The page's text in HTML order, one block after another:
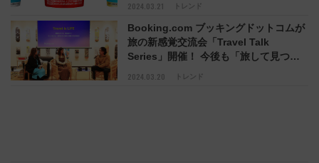
2024.03.21 トレンド
2024.03.20 トレンド
Booking.com ブッキングドットコムが
旅の新感覚交流会「Travel Talk
Series」開催！ 今後も「旅して見つけ